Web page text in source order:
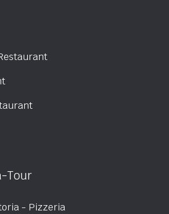
Tour
- Pizzeria